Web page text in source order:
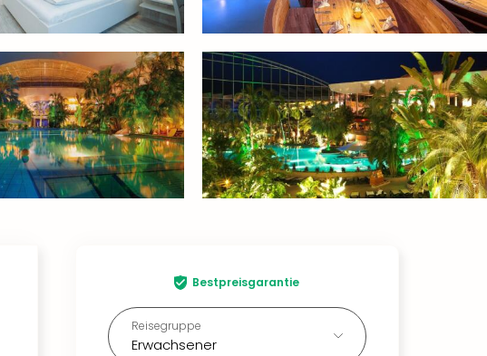
Bestpreisgarantie
Reisegruppe
Erwachsener